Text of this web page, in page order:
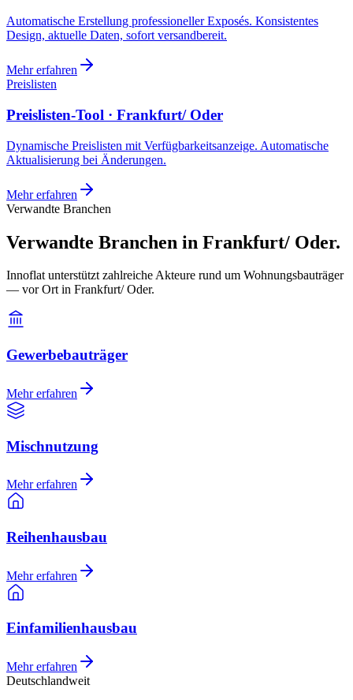
Automatische Erstellung professioneller Exposés. Konsistentes
Design, aktuelle Daten, sofort versandbereit.
Mehr erfahren
Preislisten
Preislisten-Tool · Frankfurt/ Oder
Dynamische Preislisten mit Verfügbarkeitsanzeige. Automatische
Aktualisierung bei Änderungen.
Mehr erfahren
Verwandte Branchen
Verwandte Branchen in Frankfurt/ Oder.
Innoflat unterstützt zahlreiche Akteure rund um Wohnungsbauträger
— vor Ort in Frankfurt/ Oder.
Gewerbebauträger
Mehr erfahren
Mischnutzung
Mehr erfahren
Reihenhausbau
Mehr erfahren
Einfamilienhausbau
Mehr erfahren
Deutschlandweit